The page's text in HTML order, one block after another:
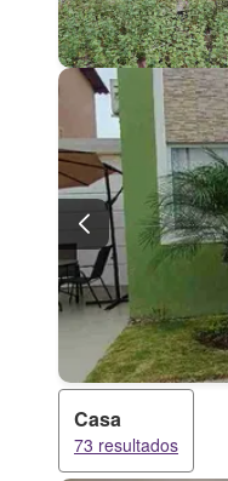
Casa
73 resultados